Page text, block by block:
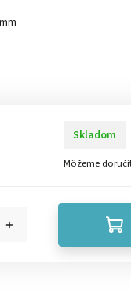
Skladom
Môžeme